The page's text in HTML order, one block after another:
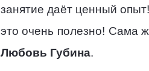
занятие даёт ценный
это очень полезно! Сама
Любовь Губина.